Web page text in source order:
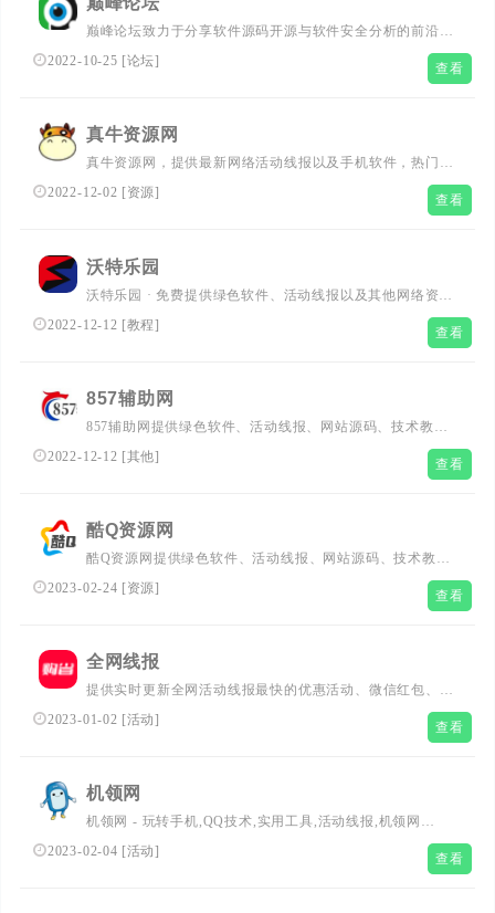
巅峰论坛致力于分享软件源码开源与软件安全分析的前沿,
免费为大家提供最新最全的绿色精品软件,丰富的技术版块
2022-10-25 [论坛] 查看
真牛资源网
真牛资源网，提供最新网络活动线报以及手机软件，热门游
戏辅助和PC端实用软件,打造顶尖的网络免费分享平台。
2022-12-02 [资源] 查看
沃特乐园
沃特乐园 · 免费提供绿色软件、活动线报以及其他网络资
源，好货不私藏！
2022-12-12 [教程] 查看
857辅助网
857辅助网提供绿色软件、活动线报、网站源码、技术教
程、游戏资讯，热点趣闻，等超多网络资源分享网站，一直
2022-12-12 [其他] 查看
酷Q资源网
酷Q资源网提供绿色软件、活动线报、网站源码、技术教
程、游戏资讯，热点趣闻，等超多网络资源分享网站，一直
2023-02-24 [资源] 查看
全网线报
提供实时更新全网活动线报最快的优惠活动、微信红包、免
费有奖活动、优惠券、神价、bug漏洞单、免单、话费流量
2023-01-02 [活动] 查看
机领网
机领网 - 玩转手机,QQ技术,实用工具,活动线报,机领网
(JLWZ.cn)是一家专门针对手机用户提供玩机技术、资讯、
娱乐等多方面需求，以“乐生活，来机领”为口号不断努力！
2023-02-04 [活动] 查看